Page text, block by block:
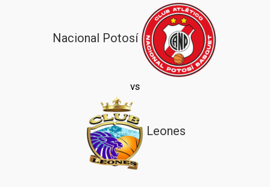
Nacional Potosí
vs
Leones